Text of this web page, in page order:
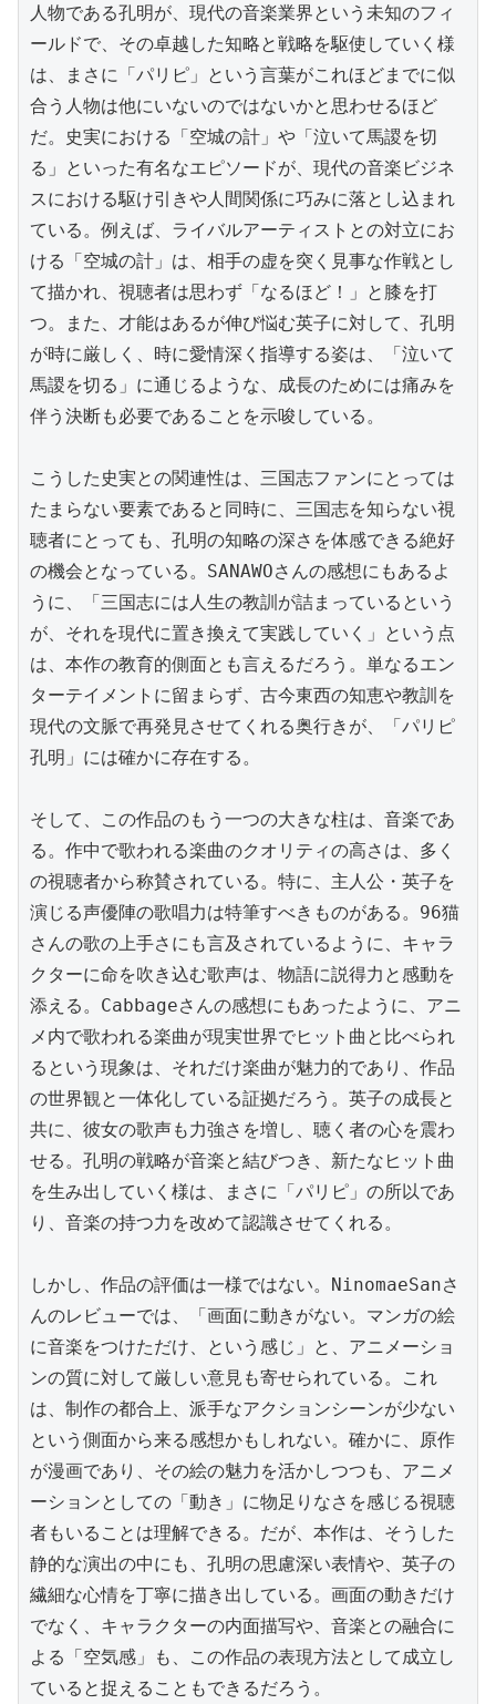
人物である孔明が、現代の音楽業界という未知のフィ
ールドで、その卓越した知略と戦略を駆使していく様
は、まさに「パリピ」という言葉がこれほどまでに似
合う人物は他にいないのではないかと思わせるほど
だ。史実における「空城の計」や「泣いて馬謖を切
る」といった有名なエピソードが、現代の音楽ビジネ
スにおける駆け引きや人間関係に巧みに落とし込まれ
ている。例えば、ライバルアーティストとの対立にお
ける「空城の計」は、相手の虚を突く見事な作戦とし
て描かれ、視聴者は思わず「なるほど！」と膝を打
つ。また、才能はあるが伸び悩む英子に対して、孔明
が時に厳しく、時に愛情深く指導する姿は、「泣いて
馬謖を切る」に通じるような、成長のためには痛みを
伴う決断も必要であることを示唆している。
こうした史実との関連性は、三国志ファンにとっては
たまらない要素であると同時に、三国志を知らない視
聴者にとっても、孔明の知略の深さを体感できる絶好
の機会となっている。SANAWOさんの感想にもあるよ
うに、「三国志には人生の教訓が詰まっているという
が、それを現代に置き換えて実践していく」という点
は、本作の教育的側面とも言えるだろう。単なるエン
ターテイメントに留まらず、古今東西の知恵や教訓を
現代の文脈で再発見させてくれる奥行きが、「パリピ
孔明」には確かに存在する。
そして、この作品のもう一つの大きな柱は、音楽であ
る。作中で歌われる楽曲のクオリティの高さは、多く
の視聴者から称賛されている。特に、主人公・英子を
演じる声優陣の歌唱力は特筆すべきものがある。96猫
さんの歌の上手さにも言及されているように、キャラ
クターに命を吹き込む歌声は、物語に説得力と感動を
添える。Cabbageさんの感想にもあったように、アニ
メ内で歌われる楽曲が現実世界でヒット曲と比べられ
るという現象は、それだけ楽曲が魅力的であり、作品
の世界観と一体化している証拠だろう。英子の成長と
共に、彼女の歌声も力強さを増し、聴く者の心を震わ
せる。孔明の戦略が音楽と結びつき、新たなヒット曲
を生み出していく様は、まさに「パリピ」の所以であ
り、音楽の持つ力を改めて認識させてくれる。
しかし、作品の評価は一様ではない。NinomaeSanさ
んのレビューでは、「画面に動きがない。マンガの絵
に音楽をつけただけ、という感じ」と、アニメーショ
ンの質に対して厳しい意見も寄せられている。これ
は、制作の都合上、派手なアクションシーンが少ない
という側面から来る感想かもしれない。確かに、原作
が漫画であり、その絵の魅力を活かしつつも、アニメ
ーションとしての「動き」に物足りなさを感じる視聴
者もいることは理解できる。だが、本作は、そうした
静的な演出の中にも、孔明の思慮深い表情や、英子の
繊細な心情を丁寧に描き出している。画面の動きだけ
でなく、キャラクターの内面描写や、音楽との融合に
よる「空気感」も、この作品の表現方法として成立し
ていると捉えることもできるだろう。